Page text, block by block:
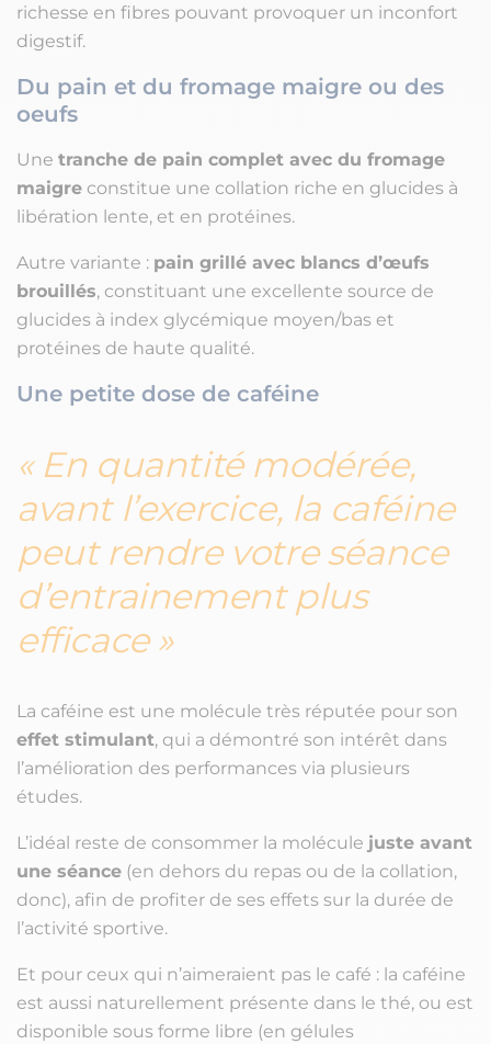
richesse en fibres pouvant provoquer un inconfort
digestif.
Du pain et du fromage maigre ou des
oeufs
Une tranche de pain complet avec du fromage
maigre constitue une collation riche en glucides à
libération lente, et en protéines.
Autre variante : pain grillé avec blancs d’œufs
brouillés, constituant une excellente source de
glucides à index glycémique moyen/bas et
protéines de haute qualité.
Une petite dose de caféine
En quantité modérée,
avant l’exercice, la caféine
peut rendre votre séance
d’entrainement plus
efficace
La caféine est une molécule très réputée pour son
effet stimulant, qui a démontré son intérêt dans
l’amélioration des performances via plusieurs
études.
L’idéal reste de consommer la molécule juste avant
une séance (en dehors du repas ou de la collation,
donc), afin de profiter de ses effets sur la durée de
l’activité sportive.
Et pour ceux qui n’aimeraient pas le café : la caféine
est aussi naturellement présente dans le thé, ou est
disponible sous forme libre (en gélules